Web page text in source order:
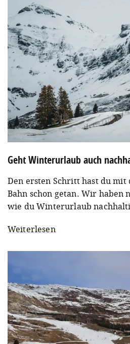
Geht Winterurlaub auch
Den ersten Schritt hast du
Bahn schon getan. Wir haben
wie du Winterurlaub
Weiterlesen